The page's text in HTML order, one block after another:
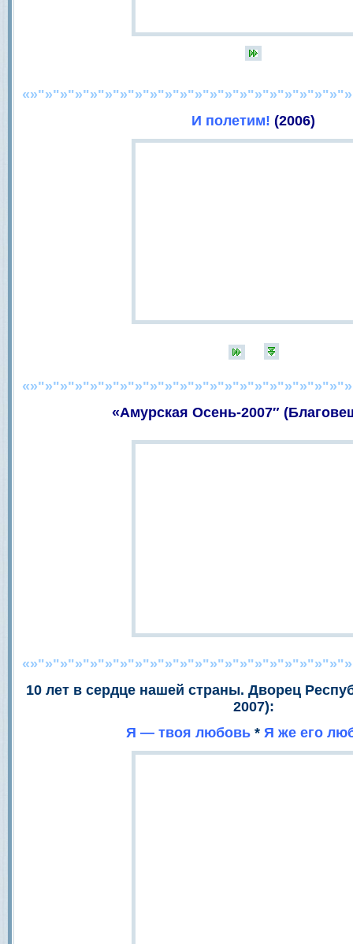
И полетим! (2006)
«Амурская Осень-2007″
10 лет в сердце нашей страны. Дворец
2007):
Я — твоя любовь * Я же его